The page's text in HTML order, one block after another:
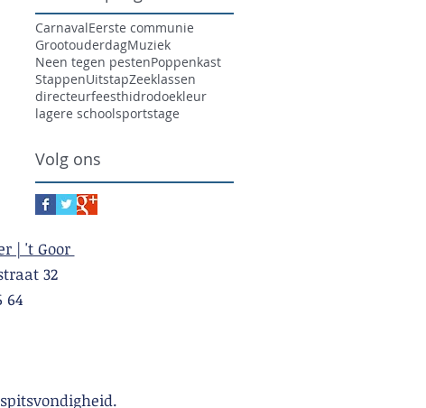
CarnavalEerste communie
GrootouderdagMuziek
Neen tegen pestenPoppenkast
StappenUitstapZeeklassen
directeurfeesthidrodoekleur
lagere schoolsportstage
Volg ons
| 't Goor
32